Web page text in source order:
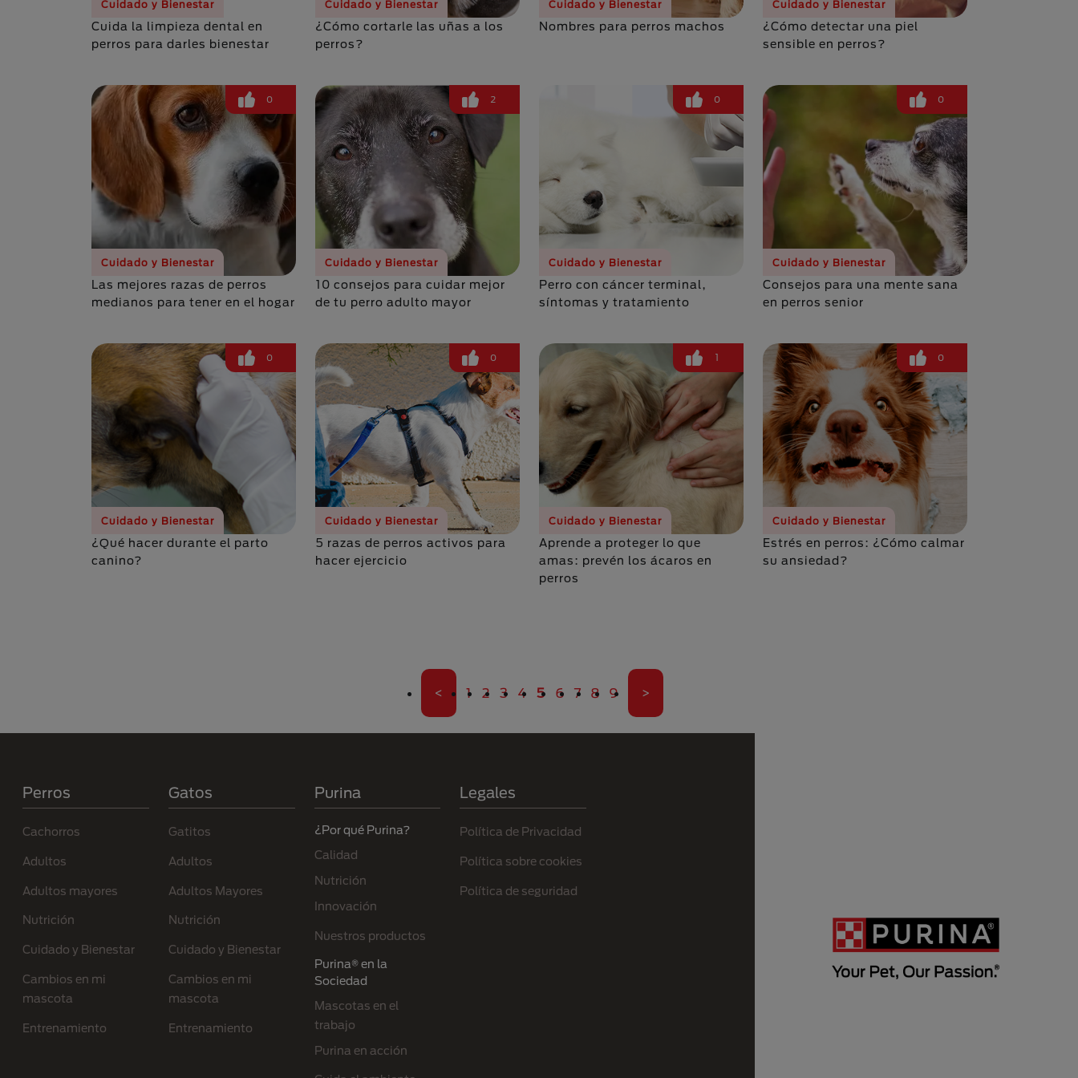
Cuidado y Bienestar
Cuida la limpieza dental en
perros para darles bienestar
Cuidado y Bienestar
¿Cómo cortarle las uñas a los
perros?
Cuidado y Bienestar
Nombres para perros machos
Cuidado y Bienestar
¿Cómo detectar una piel
sensible en perros?
0
Cuidado y Bienestar
Las mejores razas de perros
medianos para tener en el hogar
2
Cuidado y Bienestar
10 consejos para cuidar mejor
de tu perro adulto mayor
0
Cuidado y Bienestar
Perro con cáncer terminal,
síntomas y tratamiento
0
Cuidado y Bienestar
Consejos para una mente sana
en perros senior
0
Cuidado y Bienestar
¿Qué hacer durante el parto
canino?
0
Cuidado y Bienestar
5 razas de perros activos para
hacer ejercicio
1
Cuidado y Bienestar
Aprende a proteger lo que
amas: prevén los ácaros en
perros
0
Cuidado y Bienestar
Estrés en perros: ¿Cómo calmar
su ansiedad?
Primera página
< Página
1 Página
2 Página
3 Página
4 Página actual
5 Página
6 Página
7 Página
8 Página
9 Última página
>
Perros
Cachorros
Adultos
Adultos mayores
Nutrición
Cuidado y Bienestar
Cambios en mi
mascota
Entrenamiento
Gatos
Gatitos
Adultos
Adultos Mayores
Nutrición
Cuidado y Bienestar
Cambios en mi
mascota
Entrenamiento
Purina
¿Por qué Purina?
Calidad
Nutrición
Innovación
Nuestros productos
Purina® en la
Sociedad
Mascotas en el
trabajo
Purina en acción
Legales
Política de Privacidad
Política sobre cookies
Política de seguridad